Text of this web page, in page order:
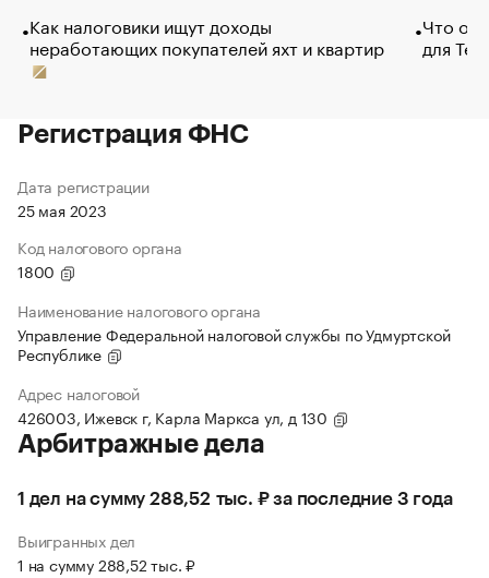
Как налоговики ищут доходы
неработающих покупателей яхт и квартир
Что
для
Регистрация ФНС
Дата регистрации
25 мая 2023
Код налогового органа
1800
Наименование налогового органа
Управление Федеральной налоговой службы по Удмуртской
Республике
Адрес налоговой
426003, Ижевск г, Карла Маркса ул, д 130
Арбитражные дела
1 дел на сумму 288,52 тыс. ₽ за последние 3 года
Выигранных дел
1 на сумму 288,52 тыс. ₽